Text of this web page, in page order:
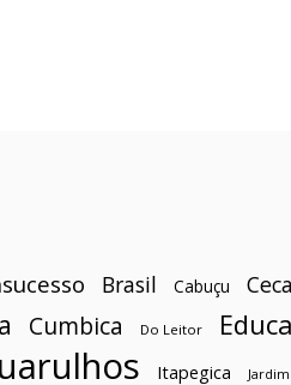
Brasil Cabuçu
Cumbica Do Leitor
Itapegica